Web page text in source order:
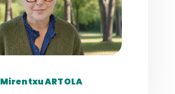
Mirentxu ARTOLA